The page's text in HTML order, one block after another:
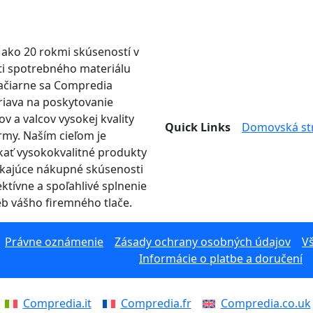
ako 20 rokmi skúseností v
spotrebného materiálu
sa Compredia
na poskytovanie
a valcov vysokej kvality
Naším cieľom je
vysokokvalitné produkty
nákupné skúsenosti
a spoľahlivé splnenie
vášho firemného tlače.
Quick Links Domovská
Právne oznámenie Zásady ochrany osobných údajov
Informácie o platbe a doručení
Compredia.it Compredia.fr Compredia.co.uk